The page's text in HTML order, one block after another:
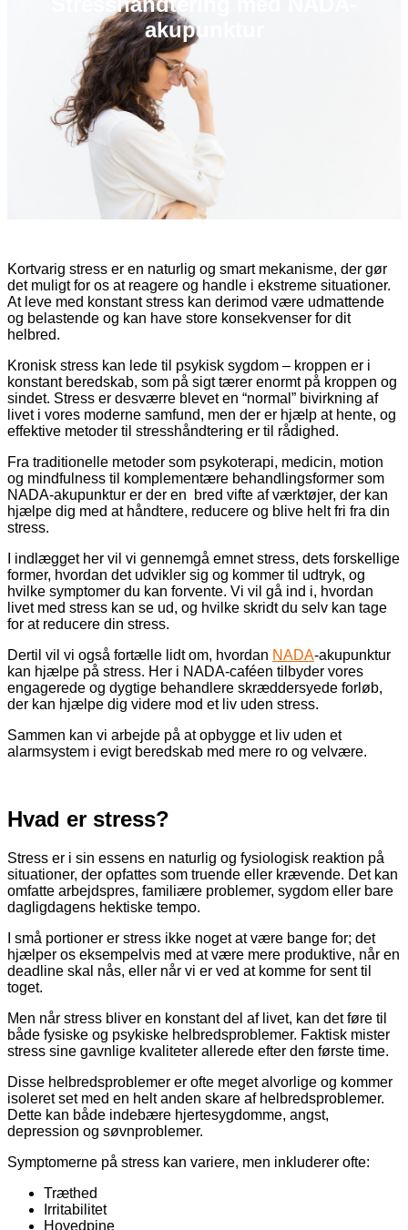
akupunktur
Kortvarig stress er en naturlig og smart mekanisme, der gør
det muligt for os at reagere og handle i ekstreme situationer.
At leve med konstant stress kan derimod være udmattende
og belastende og kan have store konsekvenser for dit
helbred.
Kronisk stress kan lede til psykisk sygdom – kroppen er i
konstant beredskab, som på sigt tærer enormt på kroppen og
sindet. Stress er desværre blevet en “normal” bivirkning af
livet i vores moderne samfund, men der er hjælp at hente, og
effektive metoder til stresshåndtering er til rådighed.
Fra traditionelle metoder som psykoterapi, medicin, motion
og mindfulness til komplementære behandlingsformer som
NADA-akupunktur er der en bred vifte af værktøjer, der kan
hjælpe dig med at håndtere, reducere og blive helt fri fra din
stress.
I indlægget her vil vi gennemgå emnet stress, dets forskellige
former, hvordan det udvikler sig og kommer til udtryk, og
hvilke symptomer du kan forvente. Vi vil gå ind i, hvordan
livet med stress kan se ud, og hvilke skridt du selv kan tage
for at reducere din stress.
Dertil vil vi også fortælle lidt om, hvordan NADA-akupunktur
kan hjælpe på stress. Her i NADA-caféen tilbyder vores
engagerede og dygtige behandlere skræddersyede forløb,
der kan hjælpe dig videre mod et liv uden stress.
Sammen kan vi arbejde på at opbygge et liv uden et
alarmsystem i evigt beredskab med mere ro og velvære.
Hvad er stress?
Stress er i sin essens en naturlig og fysiologisk reaktion på
situationer, der opfattes som truende eller krævende. Det kan
omfatte arbejdspres, familiære problemer, sygdom eller bare
dagligdagens hektiske tempo.
I små portioner er stress ikke noget at være bange for; det
hjælper os eksempelvis med at være mere produktive, når en
deadline skal nås, eller når vi er ved at komme for sent til
toget.
Men når stress bliver en konstant del af livet, kan det føre til
både fysiske og psykiske helbredsproblemer. Faktisk mister
stress sine gavnlige kvaliteter allerede efter den første time.
Disse helbredsproblemer er ofte meget alvorlige og kommer
isoleret set med en helt anden skare af helbredsproblemer.
Dette kan både indebære hjertesygdomme, angst,
depression og søvnproblemer.
Symptomerne på stress kan variere, men inkluderer ofte:
Træthed
Irritabilitet
Hovedpine